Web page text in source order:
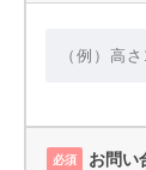
必須 お問い